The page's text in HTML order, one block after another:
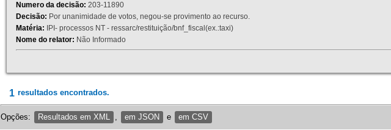
Numero da decisão: 203-11890
Decisão: Por unanimidade de votos, negou-se provimento ao recurso.
Matéria: IPI- processos NT - ressarc/restituição/bnf_fiscal(ex.:taxi)
Nome do relator: Não Informado
1 resultados encontrados.
Opções: Resultados em XML em JSON e em CSV